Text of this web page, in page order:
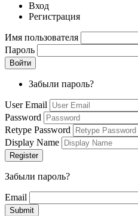
Вход
Регистрация
Имя пользователя
Пароль
Забыли пароль?
User Email
Password
Retype Password
Display Name
Забыли пароль?
Email